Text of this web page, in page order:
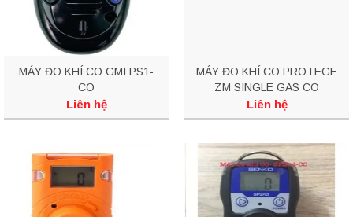
MÁY ĐO KHÍ CO GMI PS1-
CO
Liên hệ
MÁY ĐO KHÍ CO PROTEGE
ZM SINGLE GAS CO
MONITOR
Liên hệ